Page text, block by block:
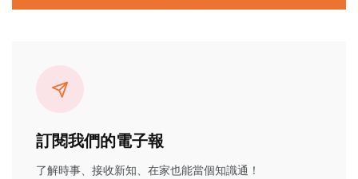
訂閱我們的電子報
了解時事、接收新知、在家也能當個知識通！